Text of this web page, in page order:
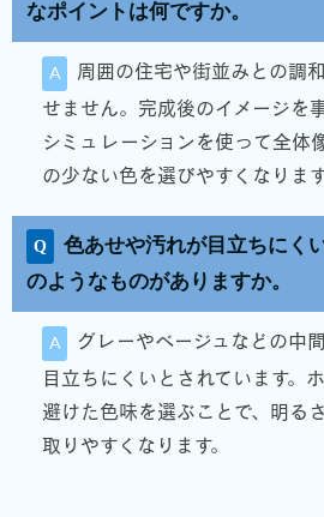
なポイントは何ですか。
周囲の住宅や街並みとの調
せません。完成後のイメージを
シミュレーションを使って全体
の少ない色を選びやすくなります
色あせや汚れが目立ちにく
のようなものがありますか。
グレーやベージュなどの中
目立ちにくいとされています。
避けた色味を選ぶことで、明る
取りやすくなります。